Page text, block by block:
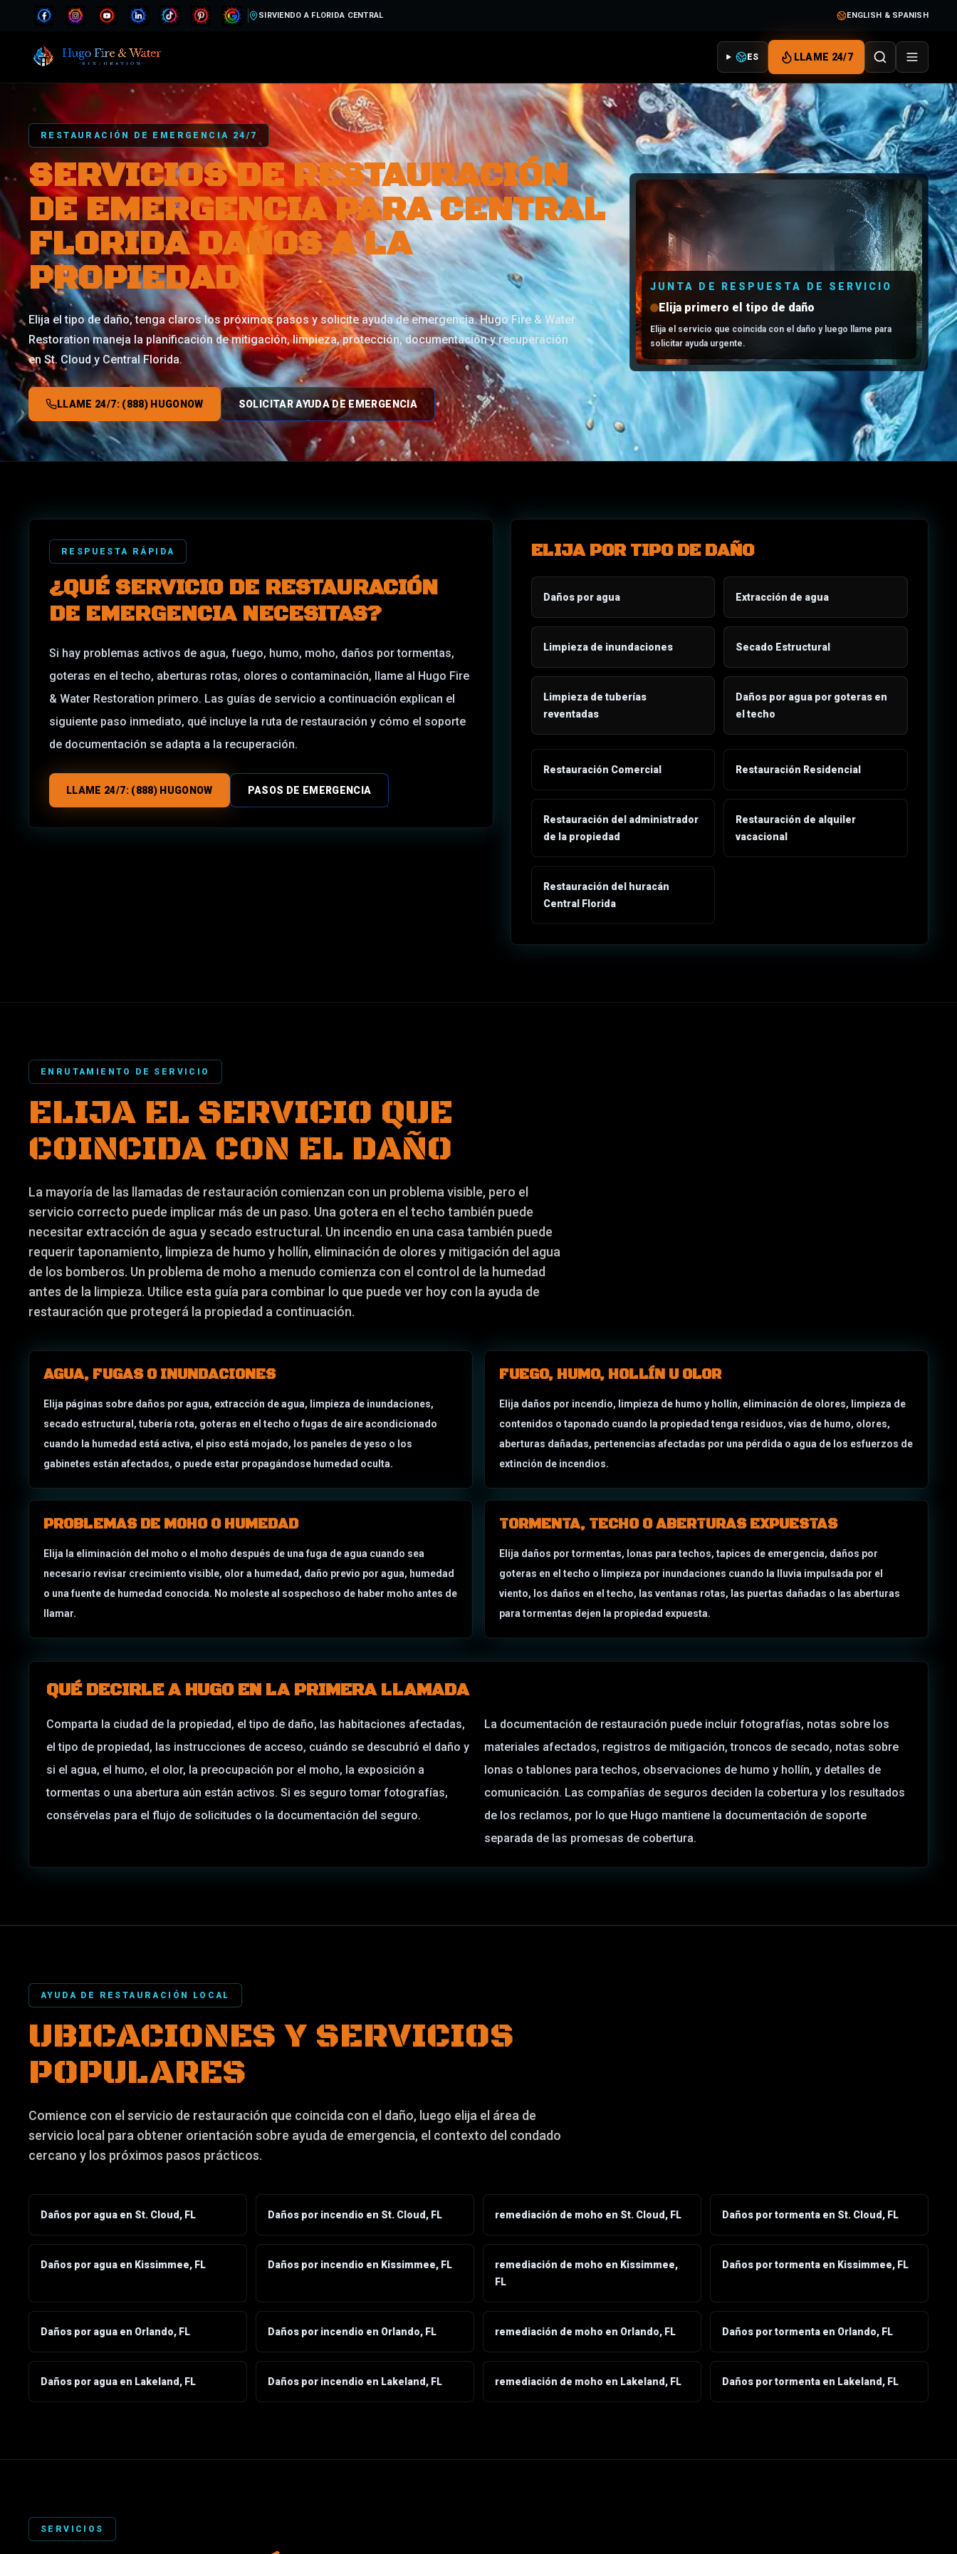
SIRVIENDO A FLORIDA CENTRAL ENGLISH & SPANISH
ES LLAME 24/7
RESTAURACIÓN DE EMERGENCIA 24/7
SERVICIOS DE RESTAURACIÓN
DE EMERGENCIA PARA CENTRAL
FLORIDA DAÑOS A LA
PROPIEDAD
Elija el tipo de daño, tenga claros los próximos pasos y solicite ayuda de emergencia. Hugo Fire & Water
Restoration maneja la planificación de mitigación, limpieza, protección, documentación y recuperación
en St. Cloud y Central Florida.
LLAME 24/7: (888) HUGONOW SOLICITAR AYUDA DE EMERGENCIA
JUNTA DE RESPUESTA DE SERVICIO
Elija primero el tipo de daño
Elija el servicio que coincida con el daño y luego llame para
solicitar ayuda urgente.
RESPUESTA RÁPIDA
¿QUÉ SERVICIO DE RESTAURACIÓN
DE EMERGENCIA NECESITAS?
Si hay problemas activos de agua, fuego, humo, moho, daños por tormentas,
goteras en el techo, aberturas rotas, olores o contaminación, llame al Hugo Fire
& Water Restoration primero. Las guías de servicio a continuación explican el
siguiente paso inmediato, qué incluye la ruta de restauración y cómo el soporte
de documentación se adapta a la recuperación.
LLAME 24/7: (888) HUGONOW PASOS DE EMERGENCIA
ELIJA POR TIPO DE DAÑO
Daños por agua Extracción de agua
Limpieza de inundaciones Secado Estructural
Limpieza de tuberías
reventadas
Daños por agua por goteras en
el techo
Restauración Comercial Restauración Residencial
Restauración del administrador
de la propiedad
Restauración de alquiler
vacacional
Restauración del huracán
Central Florida
ENRUTAMIENTO DE SERVICIO
ELIJA EL SERVICIO QUE
COINCIDA CON EL DAÑO
La mayoría de las llamadas de restauración comienzan con un problema visible, pero el
servicio correcto puede implicar más de un paso. Una gotera en el techo también puede
necesitar extracción de agua y secado estructural. Un incendio en una casa también puede
requerir taponamiento, limpieza de humo y hollín, eliminación de olores y mitigación del agua
de los bomberos. Un problema de moho a menudo comienza con el control de la humedad
antes de la limpieza. Utilice esta guía para combinar lo que puede ver hoy con la ayuda de
restauración que protegerá la propiedad a continuación.
AGUA, FUGAS O INUNDACIONES
Elija páginas sobre daños por agua, extracción de agua, limpieza de inundaciones,
secado estructural, tubería rota, goteras en el techo o fugas de aire acondicionado
cuando la humedad está activa, el piso está mojado, los paneles de yeso o los
gabinetes están afectados, o puede estar propagándose humedad oculta.
FUEGO, HUMO, HOLLÍN U OLOR
Elija daños por incendio, limpieza de humo y hollín, eliminación de olores, limpieza de
contenidos o taponado cuando la propiedad tenga residuos, vías de humo, olores,
aberturas dañadas, pertenencias afectadas por una pérdida o agua de los esfuerzos de
extinción de incendios.
PROBLEMAS DE MOHO O HUMEDAD
Elija la eliminación del moho o el moho después de una fuga de agua cuando sea
necesario revisar crecimiento visible, olor a humedad, daño previo por agua, humedad
o una fuente de humedad conocida. No moleste al sospechoso de haber moho antes de
llamar.
TORMENTA, TECHO O ABERTURAS EXPUESTAS
Elija daños por tormentas, lonas para techos, tapices de emergencia, daños por
goteras en el techo o limpieza por inundaciones cuando la lluvia impulsada por el
viento, los daños en el techo, las ventanas rotas, las puertas dañadas o las aberturas
para tormentas dejen la propiedad expuesta.
QUÉ DECIRLE A HUGO EN LA PRIMERA LLAMADA
Comparta la ciudad de la propiedad, el tipo de daño, las habitaciones afectadas,
el tipo de propiedad, las instrucciones de acceso, cuándo se descubrió el daño y
si el agua, el humo, el olor, la preocupación por el moho, la exposición a
tormentas o una abertura aún están activos. Si es seguro tomar fotografías,
consérvelas para el flujo de solicitudes o la documentación del seguro.
La documentación de restauración puede incluir fotografías, notas sobre los
materiales afectados, registros de mitigación, troncos de secado, notas sobre
lonas o tablones para techos, observaciones de humo y hollín, y detalles de
comunicación. Las compañías de seguros deciden la cobertura y los resultados
de los reclamos, por lo que Hugo mantiene la documentación de soporte
separada de las promesas de cobertura.
AYUDA DE RESTAURACIÓN LOCAL
UBICACIONES Y SERVICIOS
POPULARES
Comience con el servicio de restauración que coincida con el daño, luego elija el área de
servicio local para obtener orientación sobre ayuda de emergencia, el contexto del condado
cercano y los próximos pasos prácticos.
Daños por agua en St. Cloud, FL Daños por incendio en St. Cloud, FL remediación de moho en St. Cloud, FL Daños por tormenta en St. Cloud, FL
Daños por agua en Kissimmee, FL Daños por incendio en Kissimmee, FL
remediación de moho en Kissimmee,
FL
Daños por tormenta en Kissimmee, FL
Daños por agua en Orlando, FL Daños por incendio en Orlando, FL remediación de moho en Orlando, FL Daños por tormenta en Orlando, FL
Daños por agua en Lakeland, FL Daños por incendio en Lakeland, FL remediación de moho en Lakeland, FL Daños por tormenta en Lakeland, FL
SERVICIOS